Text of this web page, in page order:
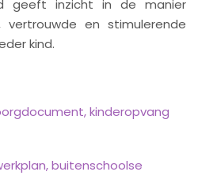
geeft inzicht in de manier
en stimulerende
kind.
kinderopvang
buitenschoolse